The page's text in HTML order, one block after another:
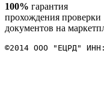
100% гарантия
прохождения проверки
документов на
©2014 ООО "ЕЦРД"